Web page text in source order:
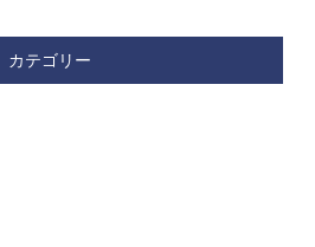
カテゴリー